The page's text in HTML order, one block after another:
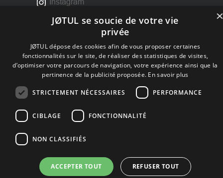
JØTUL se soucie de votre vie
privée
JØTUL dépose des cookies afin de vous proposer certaines
fonctionnalités sur le site, de réaliser des statistiques de visites,
d’optimiser votre parcours de navigation, votre expérience ainsi que la
pertinence de la publicité proposée. En savoir plus
STRICTEMENT NÉCESSAIRES PERFORMANCE
CIBLAGE FONCTIONNALITÉ
NON CLASSIFIÉS
ACCEPTER TOUT REFUSER TOUT